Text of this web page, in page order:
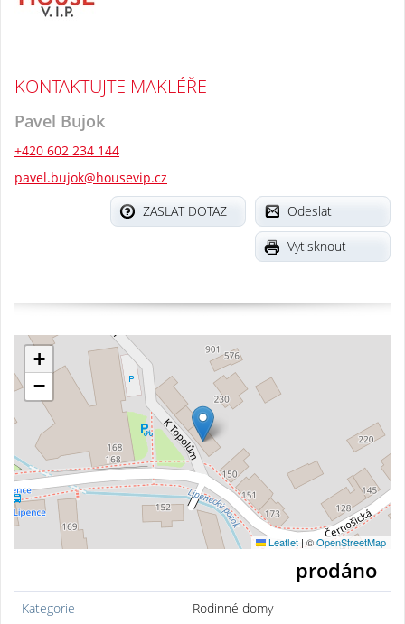
KONTAKTUJTE MAKLÉŘE
Pavel Bujok
+420 602 234 144
pavel.bujok@housevip.cz
Odeslat
ZASLAT DOTAZ
Vytisknout
+
−
Leaflet | ©OpenStreetMap
prodáno
Kategorie
Rodinné domy